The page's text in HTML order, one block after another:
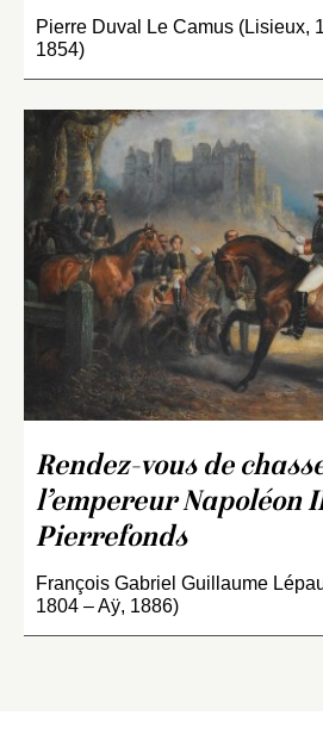
Pierre Duval Le Camus (Lisieux,
1854)
Rendez-vous de
l’empereur Napoléon
Pierrefonds
François Gabriel Guillaume
1804 – Aÿ, 1886)